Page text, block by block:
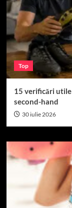
Top
15 verificări
second-hand
30 iulie 2026